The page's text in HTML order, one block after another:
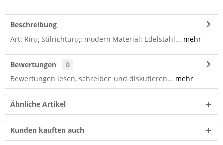
Beschreibung
Art: Ring Stilrichtung: modern Material: Edelstahl... mehr
Bewertungen
0
Bewertungen lesen, schreiben und diskutieren... mehr
Ähnliche Artikel
Kunden kauften auch